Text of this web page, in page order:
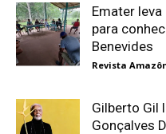
Emater
para
Benevides
Revista
Gilberto Gil
Gonçalves